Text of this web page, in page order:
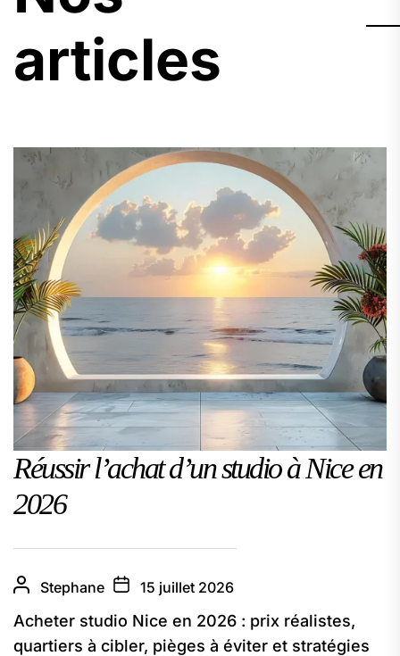
articles
Réussir l’achat d’un studio à Nice en
2026
Stephane 15 juillet 2026
Acheter studio Nice en 2026 : prix réalistes,
quartiers à cibler, pièges à éviter et stratégies